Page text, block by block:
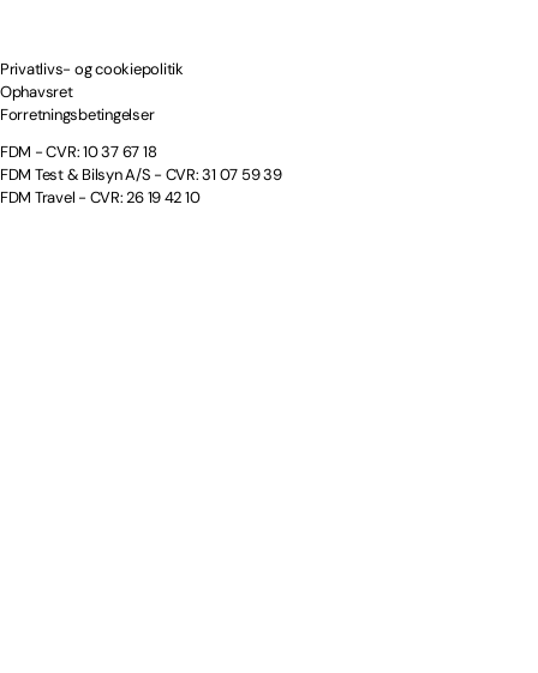
Privatlivs- og cookiepolitik
Ophavsret
Forretningsbetingelser
FDM - CVR: 10 37 67 18
FDM Test & Bilsyn A/S - CVR: 31 07 59 39
FDM Travel - CVR: 26 19 42 10